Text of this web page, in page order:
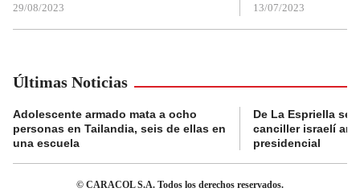
29/08/2023 13/07/2023
Últimas Noticias
Adolescente armado mata a ocho
personas en Tailandia, seis de ellas en
una escuela
De La Espriella se
canciller israelí
presidencial
© CARACOL S.A. Todos los derechos reservados.